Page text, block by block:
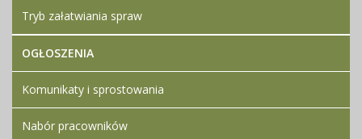
Tryb załatwiania spraw
OGŁOSZENIA
Komunikaty i sprostowania
Nabór pracowników